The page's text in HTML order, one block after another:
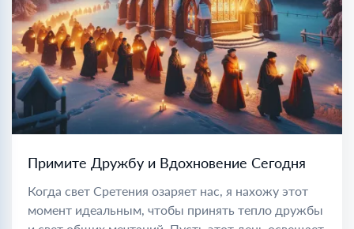
Примите Дружбу и Вдохновение Сегодня
Когда свет Сретения озаряет нас, я нахожу этот
момент идеальным, чтобы принять тепло дружбы